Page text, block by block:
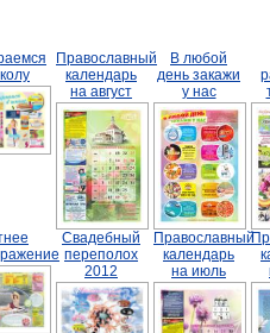
Православный
календарь
на август
В любой
день закажи
у нас
Свадебный
переполох
2012
Православный
календарь
на июль